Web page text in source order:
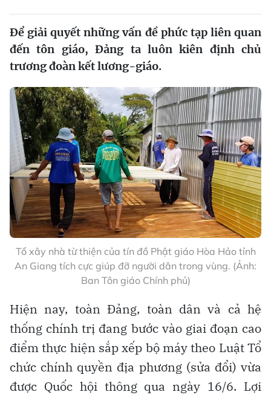
Để giải quyết những vấn đề phức tạp liên quan
đến tôn giáo, Đảng ta luôn kiên định chủ
trương đoàn kết lương-giáo.
Tổ xây nhà từ thiện của tín đồ Phật giáo Hòa Hảo tỉnh
An Giang tích cực giúp đỡ người dân trong vùng. (Ảnh:
Ban Tôn giáo Chính phủ)
Hiện nay, toàn Đảng, toàn dân và cả hệ
thống chính trị đang bước vào giai đoạn cao
điểm thực hiện sắp xếp bộ máy theo Luật Tổ
chức chính quyền địa phương (sửa đổi) vừa
được Quốc hội thông qua ngày 16/6. Lợi